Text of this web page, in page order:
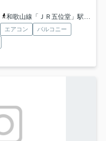
和歌山線「ＪＲ五位堂」駅 徒歩8分
エアコン
バルコニー